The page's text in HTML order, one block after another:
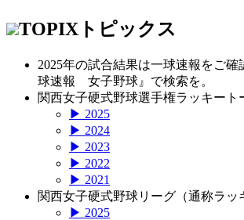
TOPIX トピックス
2025年の試合結果は一球速報をご確
球速報 女子野球』で検索を。
関西女子硬式野球選手権ラッキート
▶ 2025
▶ 2024
▶ 2023
▶ 2022
▶ 2021
関西女子硬式野球リーグ（通称ラッ
▶ 2025